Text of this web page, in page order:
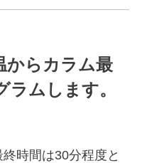
からカラム最
ラムします。
時間は30分程度と